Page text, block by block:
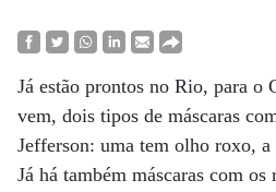
Já estão prontos no Rio, para o
vem, dois tipos de máscaras
Jefferson: uma tem olho roxo,
Já há também máscaras com os